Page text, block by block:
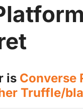
is Converse
Truffle/